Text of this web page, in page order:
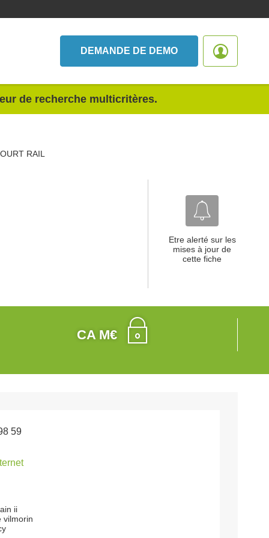
DEMANDE DE DEMO
de recherche multicritères.
RAIL
Etre alerté sur les
mises à jour de
cette fiche
CA M€
59
ii
vilmorin